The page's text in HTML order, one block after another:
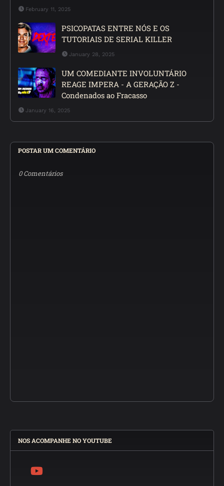
February 11, 2025
PSICOPATAS ENTRE NÓS E OS
TUTORIAIS DE SERIAL KILLER
January 28, 2025
UM COMEDIANTE INVOLUNTÁRIO
REAGE IMPERA - A GERAÇÃO Z -
Condenados ao Fracasso
January 16, 2025
POSTAR UM COMENTÁRIO
0 Comentários
NOS ACOMPANHE NO YOUTUBE